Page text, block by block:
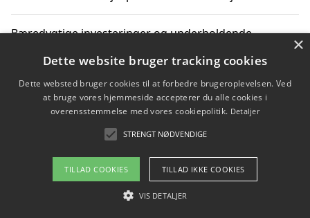
Bæredygtige investeringer og underholdende
Sådan kan online møder for virksomheder fremme
grønne investeringer
Copyright 2026 - Pilanto Aps
Om / kontakt
×
Dette website bruger tracking cookies
Dette websted bruger cookies til at forbedre brugeroplevelsen. Ved
at bruge vores hjemmeside accepterer du alle cookies i
overensstemmelse med vores cookiepolitik. Detaljer
STRENGT NØDVENDIGE
TILLAD COOKIES TILLAD IKKE COOKIES
VIS DETALJER